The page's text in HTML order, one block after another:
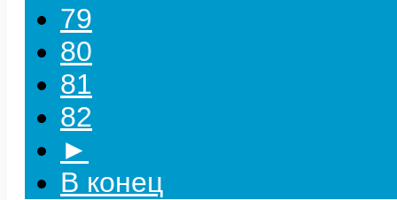
79
80
81
82
►
В конец